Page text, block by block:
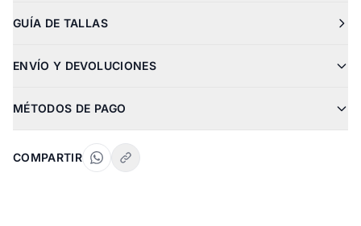
GUÍA DE TALLAS
ENVÍO Y DEVOLUCIONES
MÉTODOS DE PAGO
COMPARTIR